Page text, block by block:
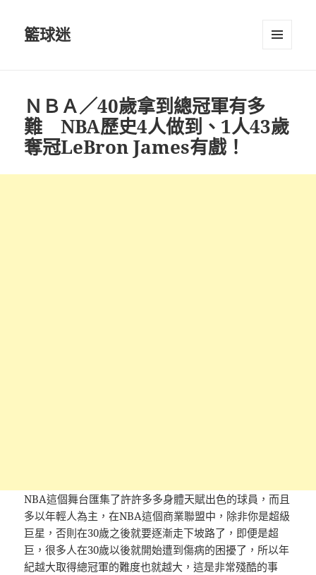
籃球迷
ＮＢＡ／40歲拿到總冠軍有多
難 NBA歷史4人做到、1人43歲
奪冠LeBron James有戲！
NBA這個舞台匯集了許許多多身體天賦出色的球員，而且
多以年輕人為主，在NBA這個商業聯盟中，除非你是超級
巨星，否則在30歲之後就要逐漸走下坡路了，即便是超
巨，很多人在30歲以後就開始遭到傷病的困擾了，所以年
紀越大取得總冠軍的難度也就越大，這是非常殘酷的事